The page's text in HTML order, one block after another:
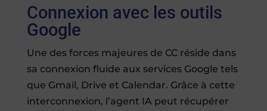
Connexion avec les outils
Google
Une des forces majeures de CC réside dans
sa connexion fluide aux services Google tels
que Gmail, Drive et Calendar. Grâce à cette
interconnexion, l’agent IA peut récupérer